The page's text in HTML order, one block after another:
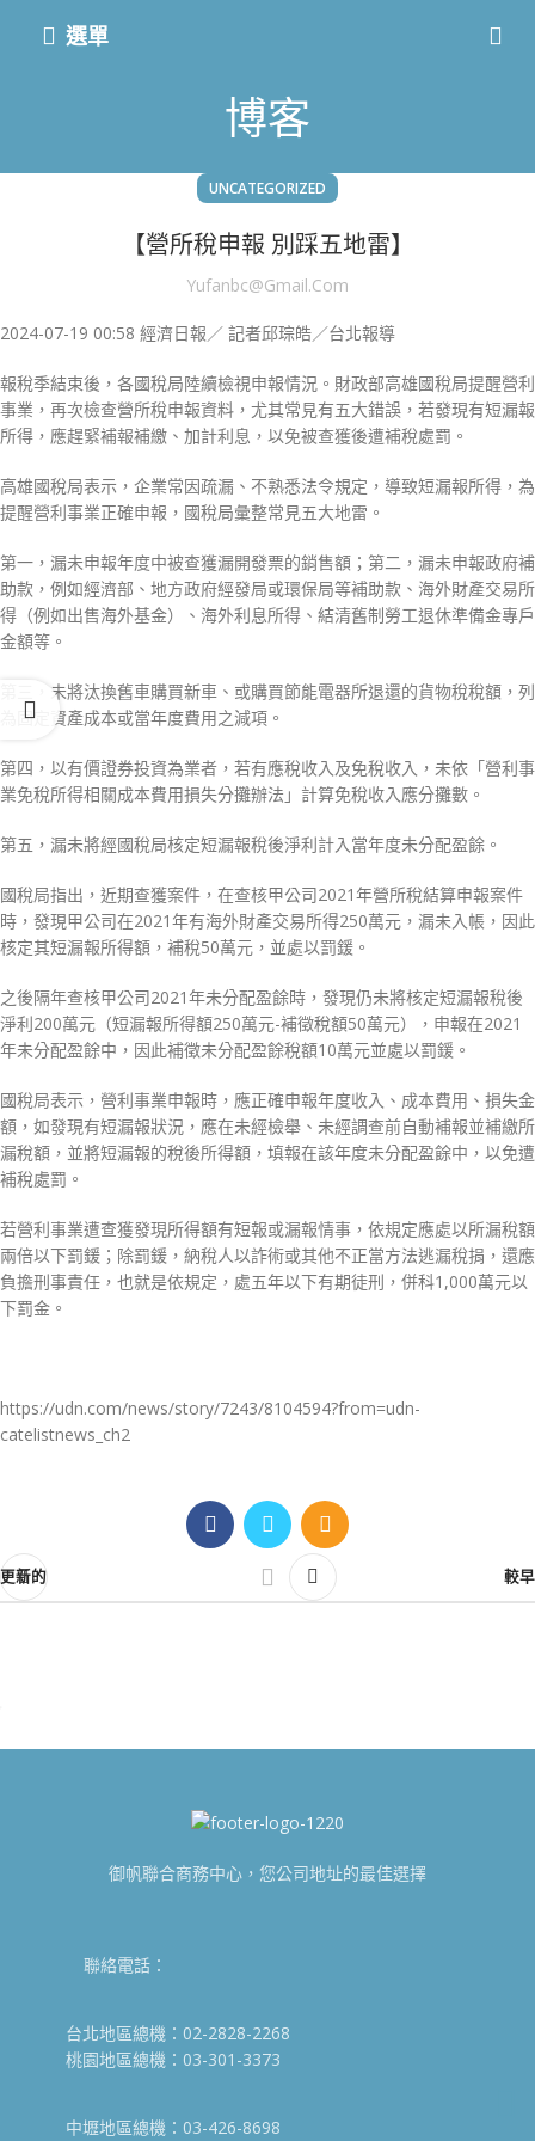
選單
博客
UNCATEGORIZED
【營所稅申報 別踩五地雷】
Yufanbc@gmail.com
2024-07-19 00:58 經濟日報／ 記者邱琮皓／台北報導
報稅季結束後，各國稅局陸續檢視申報情況。財政部高雄國稅局提醒營利
事業，再次檢查營所稅申報資料，尤其常見有五大錯誤，若發現有短漏報
所得，應趕緊補報補繳、加計利息，以免被查獲後遭補稅處罰。
高雄國稅局表示，企業常因疏漏、不熟悉法令規定，導致短漏報所得，為
提醒營利事業正確申報，國稅局彙整常見五大地雷。
第一，漏未申報年度中被查獲漏開發票的銷售額；第二，漏未申報政府補
助款，例如經濟部、地方政府經發局或環保局等補助款、海外財產交易所
得（例如出售海外基金）、海外利息所得、結清舊制勞工退休準備金專戶
金額等。
第三，未將汰換舊車購買新車、或購買節能電器所退還的貨物稅稅額，列
為固定資產成本或當年度費用之減項。
第四，以有價證券投資為業者，若有應稅收入及免稅收入，未依「營利事
業免稅所得相關成本費用損失分攤辦法」計算免稅收入應分攤數。
第五，漏未將經國稅局核定短漏報稅後淨利計入當年度未分配盈餘。
國稅局指出，近期查獲案件，在查核甲公司2021年營所稅結算申報案件
時，發現甲公司在2021年有海外財產交易所得250萬元，漏未入帳，因此
核定其短漏報所得額，補稅50萬元，並處以罰鍰。
之後隔年查核甲公司2021年未分配盈餘時，發現仍未將核定短漏報稅後
淨利200萬元（短漏報所得額250萬元-補徵稅額50萬元），申報在2021
年未分配盈餘中，因此補徵未分配盈餘稅額10萬元並處以罰鍰。
國稅局表示，營利事業申報時，應正確申報年度收入、成本費用、損失金
額，如發現有短漏報狀況，應在未經檢舉、未經調查前自動補報並補繳所
漏稅額，並將短漏報的稅後所得額，填報在該年度未分配盈餘中，以免遭
補稅處罰。
若營利事業遭查獲發現所得額有短報或漏報情事，依規定應處以所漏稅額
兩倍以下罰鍰；除罰鍰，納稅人以詐術或其他不正當方法逃漏稅捐，還應
負擔刑事責任，也就是依規定，處五年以下有期徒刑，併科1,000萬元以
下罰金。
https://udn.com/news/story/7243/8104594?from=udn-
catelistnews_ch2
更新的 較早
御帆聯合商務中心，您公司地址的最佳選擇
聯絡電話：
台北地區總機：02-2828-2268
桃園地區總機：03-301-3373
中壢地區總機：03-426-8698